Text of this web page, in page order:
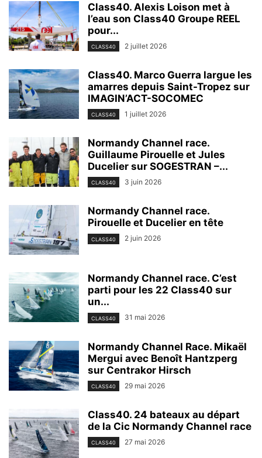
Class40. Alexis Loison met à
l’eau son Class40 Groupe REEL
pour...
CLASS40 2 juillet 2026
Class40. Marco Guerra largue les
amarres depuis Saint-Tropez sur
IMAGIN’ACT-SOCOMEC
CLASS40 1 juillet 2026
Normandy Channel race.
Guillaume Pirouelle et Jules
Ducelier sur SOGESTRAN –...
CLASS40 3 juin 2026
Normandy Channel race.
Pirouelle et Ducelier en tête
CLASS40 2 juin 2026
Normandy Channel race. C’est
parti pour les 22 Class40 sur
un...
CLASS40 31 mai 2026
Normandy Channel Race. Mikaël
Mergui avec Benoît Hantzperg
sur Centrakor Hirsch
CLASS40 29 mai 2026
Class40. 24 bateaux au départ
de la Cic Normandy Channel race
CLASS40 27 mai 2026